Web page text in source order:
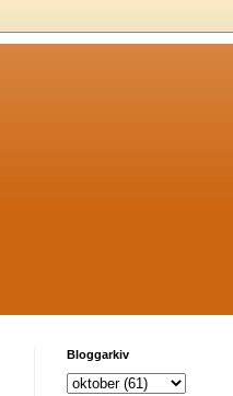
Bloggarkiv